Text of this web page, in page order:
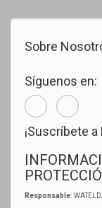
Sobre
Síguenos en:
¡Suscríbete
Responsable: